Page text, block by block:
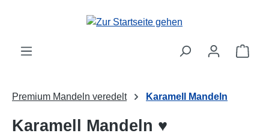
Zum Hauptinhalt springen
Premium Mandeln veredelt Karamell Mandeln
Karamell Mandeln ♥